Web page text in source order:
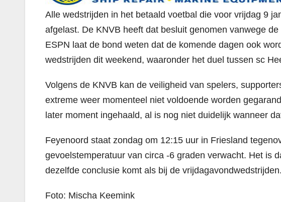
Alle wedstrijden in het betaald voetbal die voor vrijdag 9
afgelast. De KNVB heeft dat besluit genomen vanwege
ESPN laat de bond weten dat de komende dagen ook
wedstrijden dit weekend, waaronder het duel tussen sc
Volgens de KNVB kan de veiligheid van spelers,
extreme weer momenteel niet voldoende worden
later moment ingehaald, al is nog niet duidelijk wanneer
Feyenoord staat zondag om 12:15 uur in Friesland
gevoelstemperatuur van circa -6 graden verwacht. Het is
dezelfde conclusie komt als bij de vrijdagavondwedstrijden.
Foto: Mischa Keemink